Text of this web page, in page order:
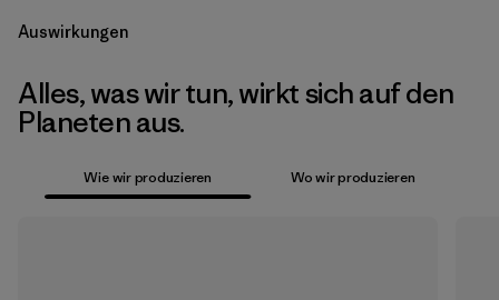
Auswirkungen
Alles, was wir tun, wirkt sich auf den
Planeten aus.
Wie wir produzieren Wo wir produzieren